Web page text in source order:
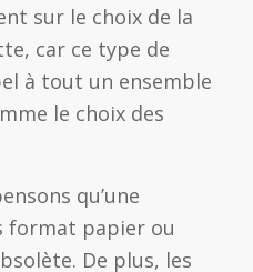
sur le choix de la
car ce type de
à tout un ensemble
le choix des
qu’une
format papier ou
De plus, les